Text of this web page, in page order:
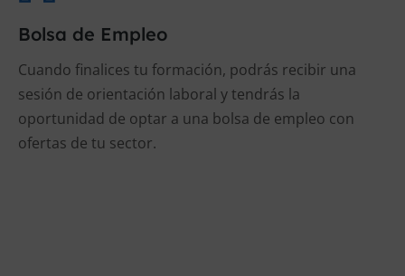
Bolsa de Empleo
Cuando finalices tu formación, podrás recibir una
sesión de orientación laboral y tendrás la
oportunidad de optar a una bolsa de empleo con
ofertas de tu sector.